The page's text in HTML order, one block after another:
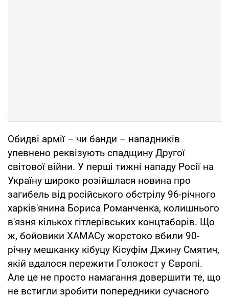
Обидві армії – чи банди – нападників
упевнено реквізують спадщину Другої
світової війни. У перші тижні нападу Росії на
Україну широко розійшлася новина про
загибель від російського обстрілу 96-річного
харків'янина Бориса Романченка, колишнього
в'язня кількох гітлерівських концтаборів. Що
ж, бойовики ХАМАСу жорстоко вбили 90-
річну мешканку кібуцу Кісуфім Джину Смятич,
якій вдалося пережити Голокост у Європі.
Але це не просто намагання довершити те, що
не встигли зробити попередники сучасного